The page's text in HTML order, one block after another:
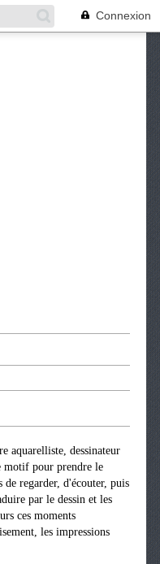
Connexion
aquarelliste, dessinateur
motif pour prendre le
de regarder, d'écouter, puis
par le dessin et les
ces moments
les impressions